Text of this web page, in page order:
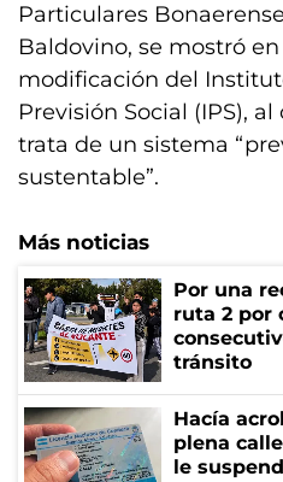
Particulares
Baldovino, se mostró
modificación del
Previsión Social (IPS),
trata de un sistema
sustentable”.
Más noticias
Por una
ruta 2 por
tránsito
Hacía
plena
le